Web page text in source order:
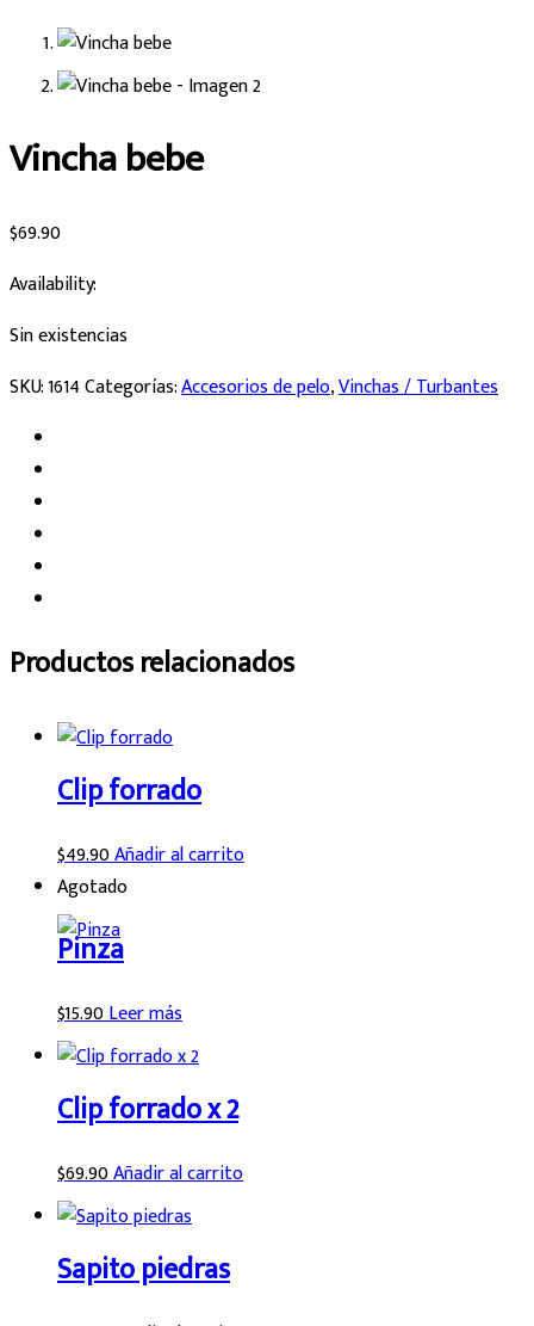
Vincha bebe
$69.90
Availability:
Sin existencias
SKU:1614Categorías:Accesorios de pelo,Vinchas / Turbantes
Productos relacionados
Clip forrado
$49.90Añadir al carrito
Agotado
Pinza
$15.90Leer más
Clip forrado x 2
$69.90Añadir al carrito
Sapito piedras